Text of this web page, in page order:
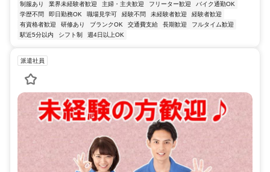
制服あり 業界未経験者歓迎 主婦・主夫歓迎 フリーター歓迎
バイク通勤OK
学歴不問
即日勤務OK 職場見学可 経験不問 未経験者歓迎
経験者歓迎
有資格者歓迎
研修あり ブランクOK 交通費支給 長期歓迎
フルタイム歓迎
駅近5分以内
シフト制 週4日以上OK
派遣社員